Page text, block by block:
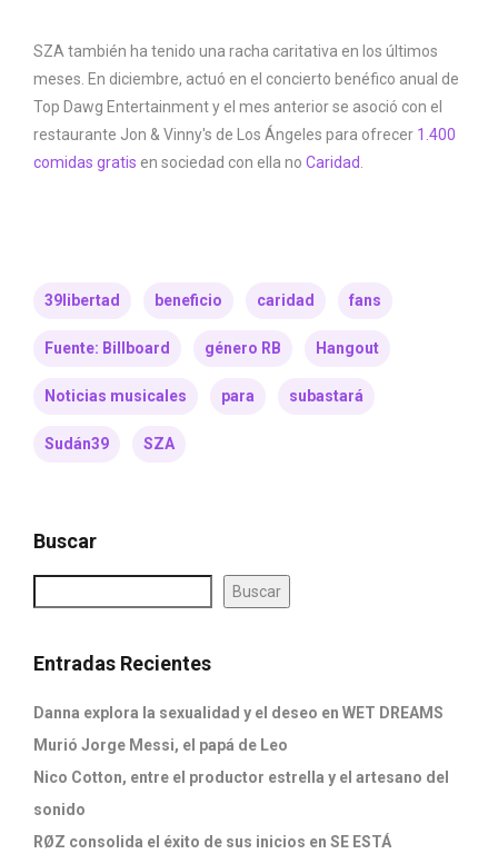
SZA también ha tenido una racha caritativa en los últimos
meses. En diciembre, actuó en el concierto benéfico anual de
Top Dawg Entertainment y el mes anterior se asoció con el
restaurante Jon & Vinny's de Los Ángeles para ofrecer 1.400
comidas gratis en sociedad con ella no Caridad
39libertad beneficio caridad fans
Fuente: Billboard género RB Hangout
Noticias musicales para subastará
Sudán39 SZA
Buscar
Buscar
Entradas Recientes
Danna explora la sexualidad y el deseo en WET DREAMS
Murió Jorge Messi, el papá de Leo
Nico Cotton, entre el productor estrella y el artesano del
sonido
RØZ consolida el éxito de sus inicios en SE ESTÁ